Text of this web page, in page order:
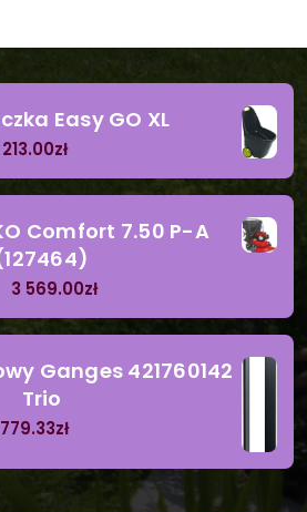
Easy GO XL
213.00zł
Comfort 7.50 P-A
3 569.00zł
Ganges 421760142
Trio
779.33zł